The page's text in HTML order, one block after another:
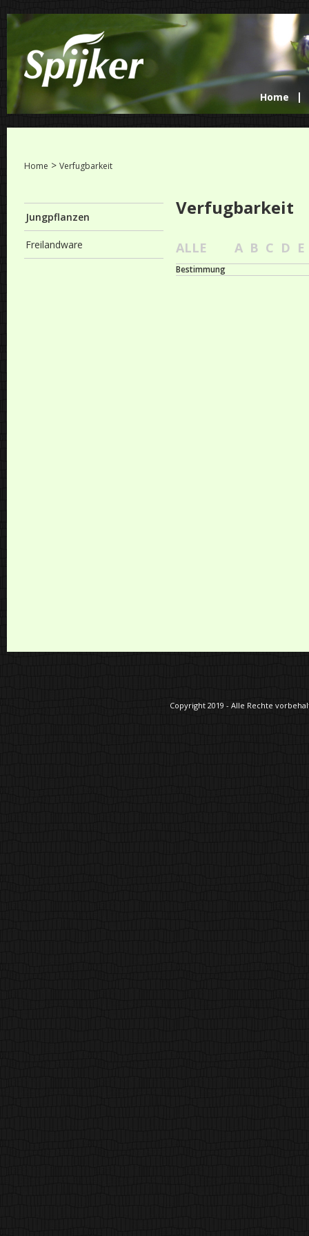
Home
Home > Verfugbarkeit
Jungpflanzen
Freilandware
Verfugbarkeit
ALLE A B C D E
Bestimmung
Copyright 2019 - Alle Rechte